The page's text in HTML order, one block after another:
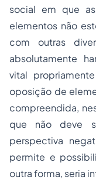
social em que
elementos não
com outras
absolutamente
vital
oposição de
compreendida,
que não deve
perspectiva
permite e
outra forma, seria